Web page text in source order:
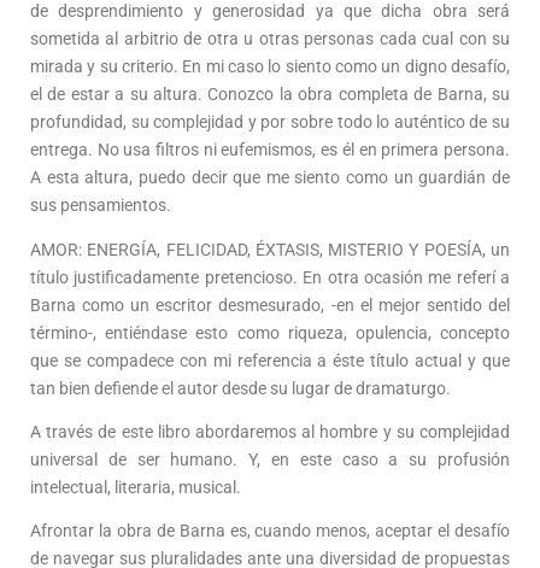
de desprendimiento y generosidad ya que dicha obra será
sometida al arbitrio de otra u otras personas cada cual con su
mirada y su criterio. En mi caso lo siento como un digno desafío,
el de estar a su altura. Conozco la obra completa de Barna, su
profundidad, su complejidad y por sobre todo lo auténtico de su
entrega. No usa filtros ni eufemismos, es él en primera persona.
A esta altura, puedo decir que me siento como un guardián de
sus pensamientos.
AMOR: ENERGÍA, FELICIDAD, ÉXTASIS, MISTERIO Y POESÍA, un
título justificadamente pretencioso. En otra ocasión me referí a
Barna como un escritor desmesurado, -en el mejor sentido del
término-, entiéndase esto como riqueza, opulencia, concepto
que se compadece con mi referencia a éste título actual y que
tan bien defiende el autor desde su lugar de dramaturgo.
A través de este libro abordaremos al hombre y su complejidad
universal de ser humano. Y, en este caso a su profusión
intelectual, literaria, musical.
Afrontar la obra de Barna es, cuando menos, aceptar el desafío
de navegar sus pluralidades ante una diversidad de propuestas